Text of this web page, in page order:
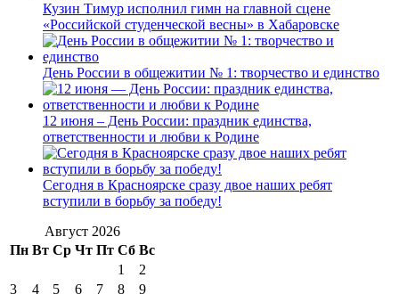
Кузин Тимур исполнил гимн на главной сцене
«Российской студенческой весны» в Хабаровске
День России в общежитии № 1: творчество и единство
12 июня – День России: праздник единства,
ответственности и любви к Родине
Сегодня в Красноярске сразу двое наших ребят
вступили в борьбу за победу!
Август 2026
Пн Вт Ср Чт Пт Сб Вс
1
2
3
4 5 6 7 8
9